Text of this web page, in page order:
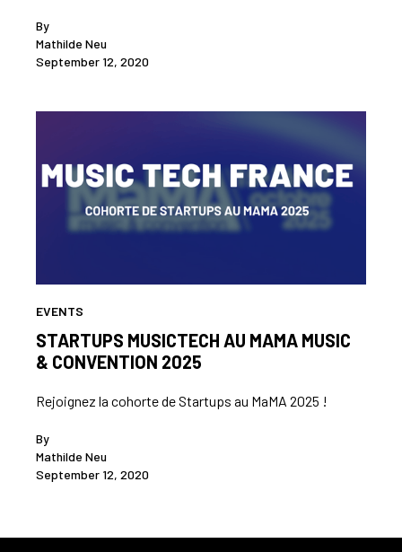
By
Mathilde Neu
September 12, 2020
EVENTS
STARTUPS MUSICTECH AU MAMA MUSIC
& CONVENTION 2025
Rejoignez la cohorte de Startups au MaMA 2025 !
By
Mathilde Neu
September 12, 2020